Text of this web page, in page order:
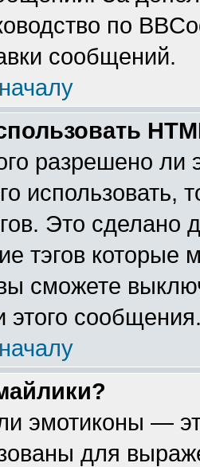
по
сообщений.
разрешено
использовать,
Это сделано
тэгов
сможете
этого
эмотиконы —
для